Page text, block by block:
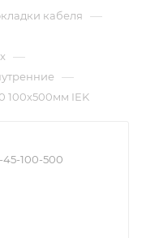
кабеля —
—
—
100х500мм IEK
45-100-500